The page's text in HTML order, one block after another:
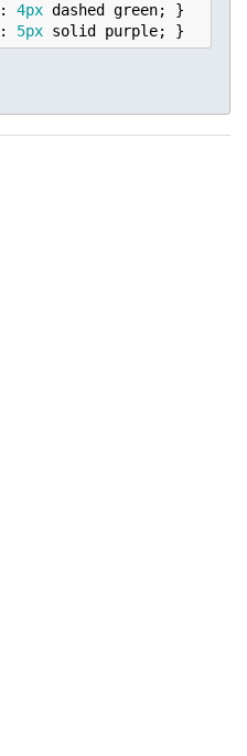
: 4px
: 5px